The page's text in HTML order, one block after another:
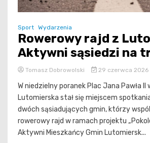
Sport Wydarzenia
Rowerowy rajd z
Aktywni sąsiedzi na
Tomasz Dobrowolski 29 czerwca 2026
W niedzielny poranek Plac Jana Pawła
Lutomierska stał się miejscem
dwóch sąsiadujących gmin, którzy
rowerowy rajd w ramach projektu
Aktywni Mieszkańcy Gmin Lutomiersk...